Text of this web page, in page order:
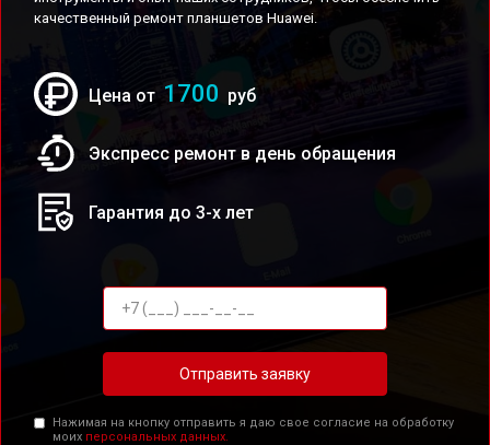
качественный ремонт планшетов Huawei.
Цена от 1700 руб
Экспресс ремонт в день обращения
Гарантия до 3-х лет
Отправить заявку
Нажимая на кнопку отправить я даю свое согласие на обработку
моих персональных данных.